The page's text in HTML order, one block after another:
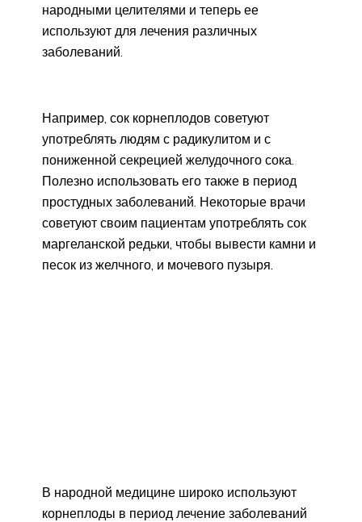
народными целителями и теперь ее
используют для лечения различных
заболеваний.
Например, сок корнеплодов советуют
употреблять людям с радикулитом и с
пониженной секрецией желудочного сока.
Полезно использовать его также в период
простудных заболеваний. Некоторые врачи
советуют своим пациентам употреблять сок
маргеланской редьки, чтобы вывести камни и
песок из желчного, и мочевого пузыря.
В народной медицине широко используют
корнеплоды в период лечение заболеваний